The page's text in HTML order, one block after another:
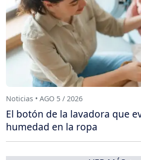
Noticias • AGO 5 / 2026
El botón de la lavadora que
humedad en la ropa